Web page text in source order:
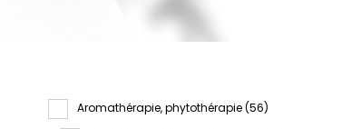
Aromathérapie, phytothérapie(56)